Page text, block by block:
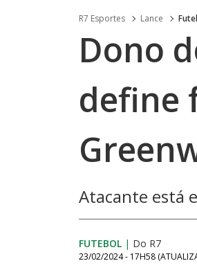
R7 Esportes Lance
Dono
define
Atacante está
FUTEBOL | Do R7
23/02/2024 - 17H58